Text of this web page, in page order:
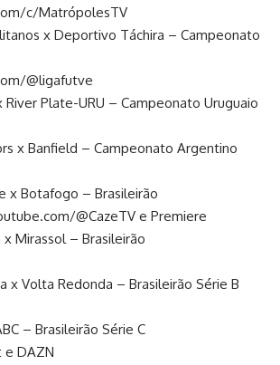
c/MatrópolesTV
x Deportivo Táchira – Campeonato
@ligafutve
River Plate-URU – Campeonato Uruguaio
x Banfield – Campeonato Argentino
x Botafogo – Brasileirão
@CazeTV e Premiere
x Mirassol – Brasileirão
x Volta Redonda – Brasileirão Série B
– Brasileirão Série C
e DAZN